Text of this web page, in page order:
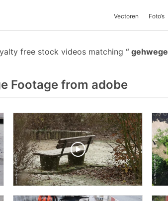
Vectoren Foto‘s
free stock videos matching gehwege
Footage from adobe